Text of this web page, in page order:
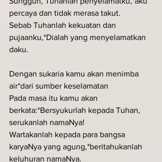
percaya dan tidak merasa takut.
Sebab Tuhanlah kekuatan dan
pujaanku,*Dialah yang menyelamatkan
daku.
Dengan sukaria kamu akan menimba
air*dari sumber keselamatan
Pada masa itu kamu akan
berkata:*Bersyukurlah kepada Tuhan,
serukanlah namaNya!
Wartakanlah kepada para bangsa
karyaNya yang agung,*beritahukanlah
keluhuran namaNya.